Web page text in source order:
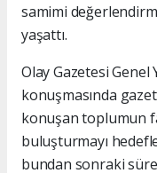
samimi
yaşattı.
Olay Gazetesi Genel
konuşmasında
konuşan toplumun
buluşturmayı
bundan sonraki